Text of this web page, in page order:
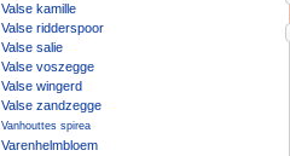
Valse kamille
Valse ridderspoor
Valse salie
Valse voszegge
Valse wingerd
Valse zandzegge
Vanhouttes spirea
Varenhelmbloem